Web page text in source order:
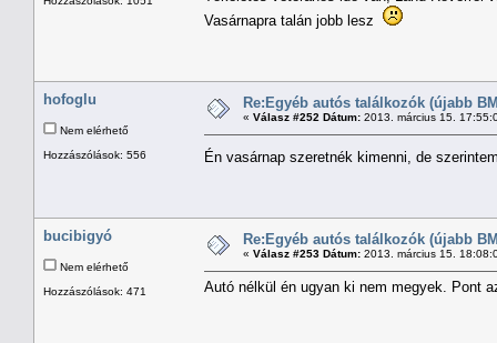
Vasárnapra talán jobb lesz
hofoglu
Nem elérhető
Hozzászólások: 556
Re:Egyéb autós találkozók (újabb
« Válasz #252 Dátum: 2013. március 15.
Én vasárnap szeretnék kimenni, de
bucibigyó
Nem elérhető
Hozzászólások: 471
Re:Egyéb autós találkozók (újabb
« Válasz #253 Dátum: 2013. március 15.
Autó nélkül én ugyan ki nem megyek. Pont